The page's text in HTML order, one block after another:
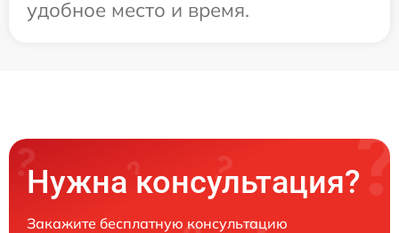
удобное место и время.
Нужна консультация?
Закажите бесплатную консультацию